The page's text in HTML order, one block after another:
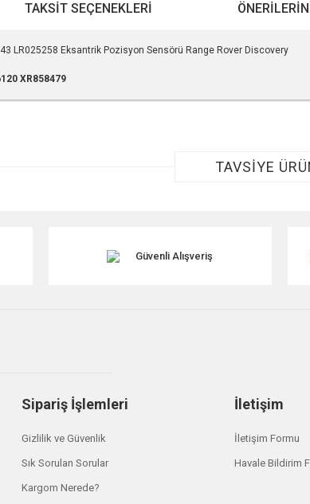
TAKSIT SEÇENEKLERI
LR025258 Eksantrik Pozisyon Sensörü Range Rover Discovery
XR858479
TAVSİYE
Güvenli Alışveriş
Sipariş İşlemleri
Gizlilik ve Güvenlik
Sık Sorulan Sorular
Kargom Nerede?
İletişim
İletişim Formu
Havale Bildirim